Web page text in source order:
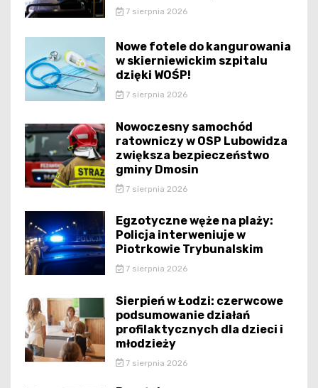
7 sierpnia 2026
Nowe fotele do kangurowania
w skierniewickim szpitalu
dzięki WOŚP!
7 sierpnia 2026
Nowoczesny samochód
ratowniczy w OSP Lubowidza
zwiększa bezpieczeństwo
gminy Dmosin
7 sierpnia 2026
Egzotyczne węże na plaży:
Policja interweniuje w
Piotrkowie Trybunalskim
7 sierpnia 2026
Sierpień w Łodzi: czerwcowe
podsumowanie działań
profilaktycznych dla dzieci i
młodzieży
7 sierpnia 2026